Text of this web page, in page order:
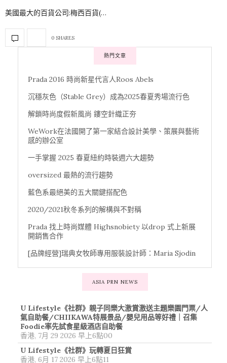
美國最大的百貨公司:梅西百貨(…
0 SHARES
熱門文章
Prada 2016 時尚新星代言人Roos Abels
沉穩灰色（Stable Grey）成為2025春夏秀場流行色
解鎖時尚度假新風尚 鏤空針織正夯
WeWork在法國開了第一家結合設計美學、策展與藝術
感的辦公室
一手掌握 2025 春夏紐約時裝週六大趨勢
oversized 最熱的流行趨勢
藍色系最絕美的五大關鍵搭配色
2020/2021秋冬系列的解構與不對稱
Prada 找上時尚媒體 Highsnobiety 以drop 式上新展
開銷售合作
[品牌經營]瑞典女牧師專用服裝設計師：Maria Sjodin
ASIA PRN NEWS
U Lifestyle《社群》親子同樂大激賞激送主題樂園門票/人
氣自助餐/CHIIKAWA特展景品/嬰兒用品等好禮｜召集
Foodie率先試食星級酒店自助餐
香港, 7月 29 2026 早上6點00
U Lifestyle《社群》玩轉夏日狂賞
香港, 6月 17 2026 早上6點11